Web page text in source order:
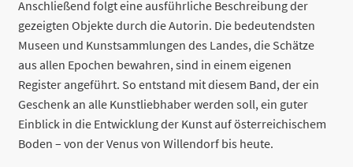
Anschließend folgt eine ausführliche Beschreibung der
gezeigten Objekte durch die Autorin. Die bedeutendsten
Museen und Kunstsammlungen des Landes, die Schätze
aus allen Epochen bewahren, sind in einem eigenen
Register angeführt. So entstand mit diesem Band, der ein
Geschenk an alle Kunstliebhaber werden soll, ein guter
Einblick in die Entwicklung der Kunst auf österreichischem
Boden – von der Venus von Willendorf bis heute.